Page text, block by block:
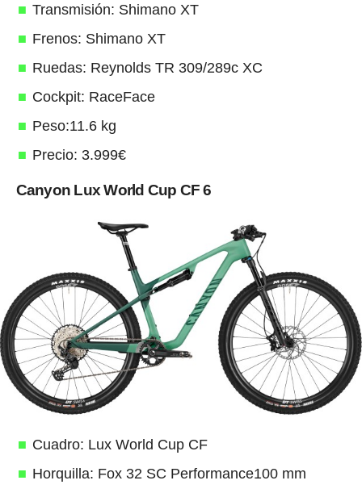
Transmisión: Shimano XT
Frenos: Shimano XT
Ruedas: Reynolds TR 309/289c XC
Cockpit: RaceFace
Peso:11.6 kg
Precio: 3.999€
Canyon Lux World Cup CF 6
Cuadro: Lux World Cup CF
Horquilla: Fox 32 SC Performance100 mm